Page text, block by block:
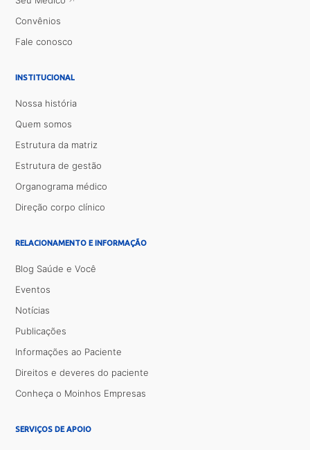
Convênios
Fale conosco
INSTITUCIONAL
Nossa história
Quem somos
Estrutura da matriz
Estrutura de gestão
Organograma médico
Direção corpo clínico
RELACIONAMENTO E INFORMAÇÃO
Blog Saúde e Você
Eventos
Notícias
Publicações
Informações ao Paciente
Direitos e deveres do paciente
Conheça o Moinhos Empresas
SERVIÇOS DE APOIO